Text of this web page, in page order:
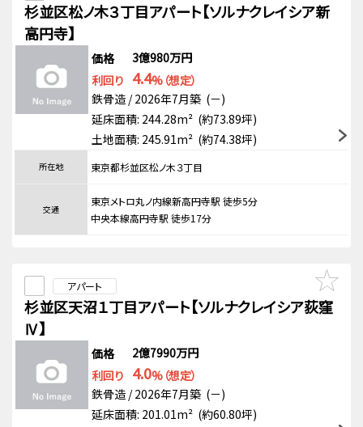
杉並区松ノ木３丁目アパート【ソルナクレイシア新
高円寺】
価格
3億980万円
利回り 4.4%（想定）
鉄骨造 / 2026年7月築 (－)
延床面積: 244.28m² (約73.89坪)
土地面積: 245.91m² (約74.38坪)
所在地 東京都杉並区松ノ木３丁目
交通
東京メトロ丸ノ内線新高円寺駅 徒歩5分
中央本線高円寺駅 徒歩17分
アパート
杉並区天沼１丁目アパート【ソルナクレイシア荻窪
Ⅳ】
価格
2億7990万円
利回り 4.0%（想定）
鉄骨造 / 2026年7月築 (－)
延床面積: 201.01m² (約60.80坪)